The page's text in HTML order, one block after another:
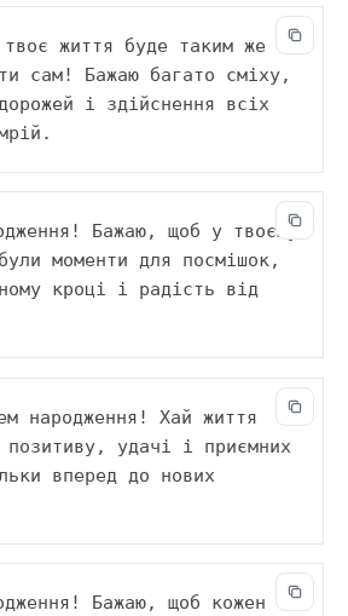
життя буде таким же
сам! Бажаю багато сміху,
і здійснення всіх
Бажаю, щоб у твоєму
моменти для посмішок,
кроці і радість від
народження! Хай життя
позитиву, удачі і приємних
вперед до нових
Бажаю, щоб кожен